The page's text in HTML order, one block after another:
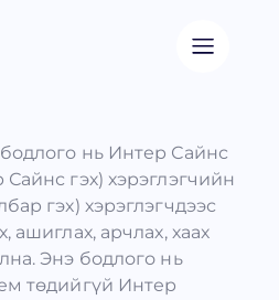
нь Интер Сайнс
гэх) хэрэглэгчийн
гэх) хэрэглэгчдээс
ашиглах, арчлах, хаах
Энэ бодлого нь
төдийгүй Интер